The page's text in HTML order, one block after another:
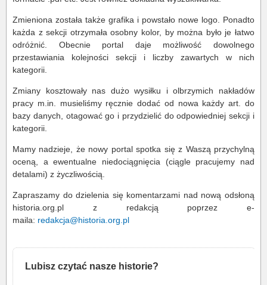
Zmieniona została także grafika i powstało nowe logo. Ponadto
każda z sekcji otrzymała osobny kolor, by można było je łatwo
odróżnić. Obecnie portal daje możliwość dowolnego
przestawiania kolejności sekcji i liczby zawartych w nich
kategorii.
Zmiany kosztowały nas dużo wysiłku i olbrzymich nakładów
pracy m.in. musieliśmy ręcznie dodać od nowa każdy art. do
bazy danych, otagować go i przydzielić do odpowiedniej sekcji i
kategorii.
Mamy nadzieje, że nowy portal spotka się z Waszą przychylną
oceną, a ewentualne niedociągnięcia (ciągle pracujemy nad
detalami) z życzliwością.
Zapraszamy do dzielenia się komentarzami nad nową odsłoną
historia.org.pl z redakcją poprzez e-
maila: redakcja@historia.org.pl
Lubisz czytać nasze historie?